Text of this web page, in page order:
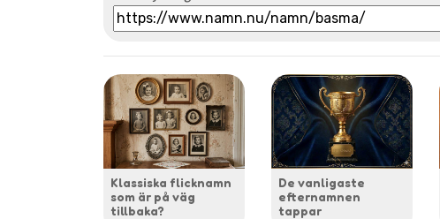
Klassiska flicknamn
som är på väg
tillbaka?
De vanligaste
efternamnen
tappar